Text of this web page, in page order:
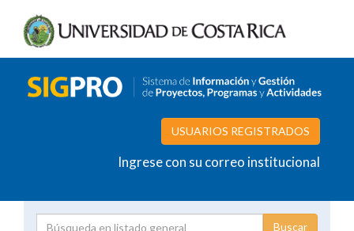
USUARIOS REGISTRADOS
Ingrese con su correo institucional